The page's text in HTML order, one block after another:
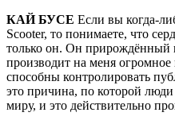
КАЙ БУСЕ Если вы когда-
Scooter, то понимаете, что
только он. Он
производит на меня
способны контролировать
это причина, по которой
миру, и это действительно